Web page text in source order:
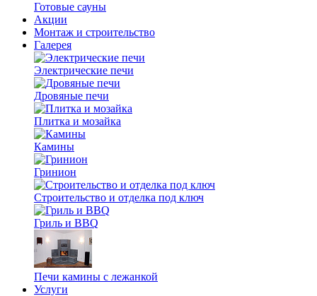
Готовые сауны
Акции
Монтаж и строительство
Галерея
Электрические печи
Дровяные печи
Плитка и мозайка
Камины
Гринион
Строительство и отделка под ключ
Гриль и BBQ
Печи камины с лежанкой
Услуги